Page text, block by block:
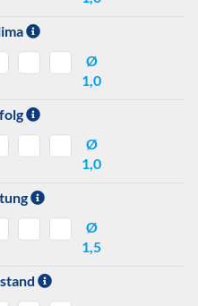
Ø
1,0
Ø
1,0
Ø
1,5